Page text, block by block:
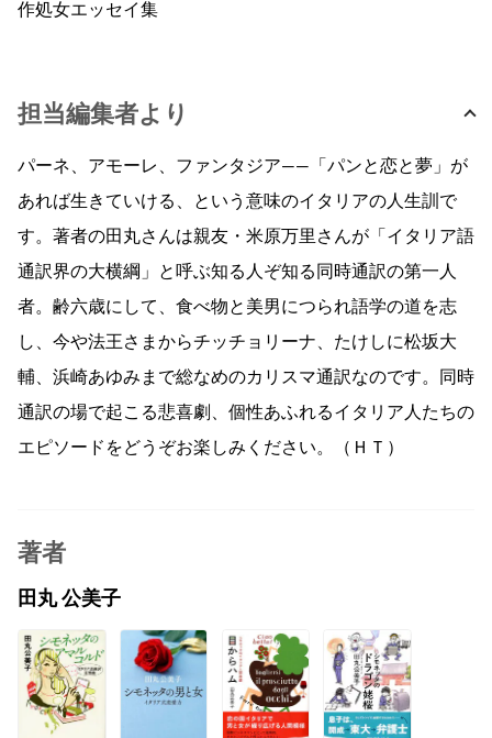
作処女エッセイ集
担当編集者より
パーネ、アモーレ、ファンタジア――「パンと恋と夢」が
あれば生きていける、という意味のイタリアの人生訓で
す。著者の田丸さんは親友・米原万里さんが「イタリア語
通訳界の大横綱」と呼ぶ知る人ぞ知る同時通訳の第一人
者。齢六歳にして、食べ物と美男につられ語学の道を志
し、今や法王さまからチッチョリーナ、たけしに松坂大
輔、浜崎あゆみまで総なめのカリスマ通訳なのです。同時
通訳の場で起こる悲喜劇、個性あふれるイタリア人たちの
エピソードをどうぞお楽しみください。（ＨＴ）
著者
田丸 公美子